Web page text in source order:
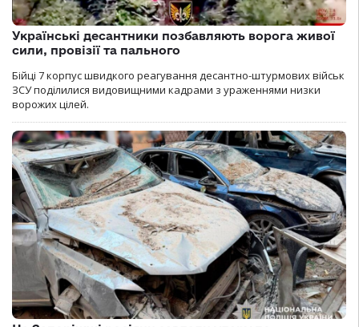
Українські десантники позбавляють ворога живої
сили, провізії та пального
Бійці 7 корпус швидкого реагування десантно-штурмових військ
ЗСУ поділилися видовищними кадрами з ураженнями низки
ворожих цілей.